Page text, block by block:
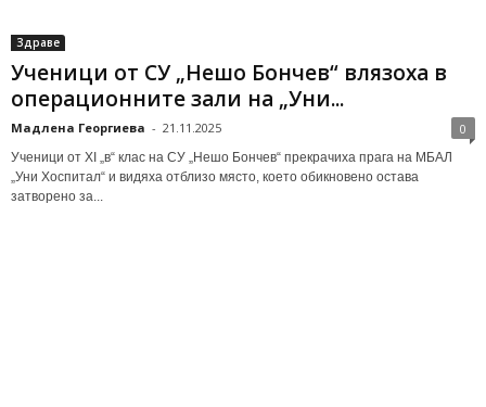
Здраве
Ученици от СУ „Нешо Бончев“ влязоха в
операционните зали на „Уни...
Мадлена Георгиева - 21.11.2025 0
Ученици от XI „в“ клас на СУ „Нешо Бончев“ прекрачиха прага на МБАЛ
„Уни Хоспитал“ и видяха отблизо място, което обикновено остава
затворено за...